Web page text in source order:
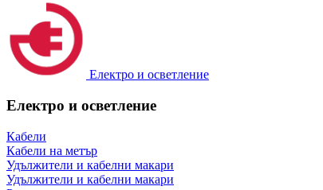
Електро и осветление
Електро и осветление
Кабели
Кабели на метър
Удължители и кабелни макари
Удължители и кабелни макари